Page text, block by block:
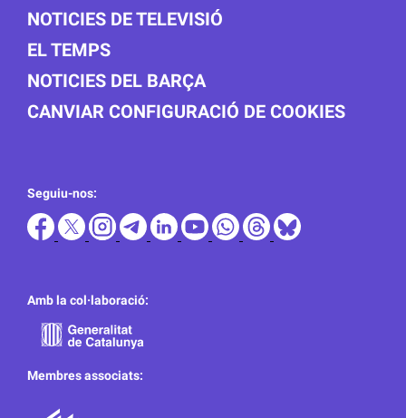
NOTICIES DE TELEVISIÓ
EL TEMPS
NOTICIES DEL BARÇA
CANVIAR CONFIGURACIÓ DE COOKIES
Seguiu-nos:
Amb la col·laboració:
Membres associats: